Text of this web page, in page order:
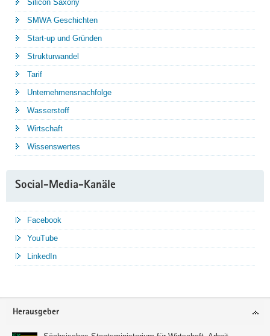
Silicon Saxony
SMWA Geschichten
Start-up und Gründen
Strukturwandel
Tarif
Unternehmensnachfolge
Wasserstoff
Wirtschaft
Wissenswertes
Social-Media-Kanäle
Facebook
YouTube
LinkedIn
Service
Herausgeber